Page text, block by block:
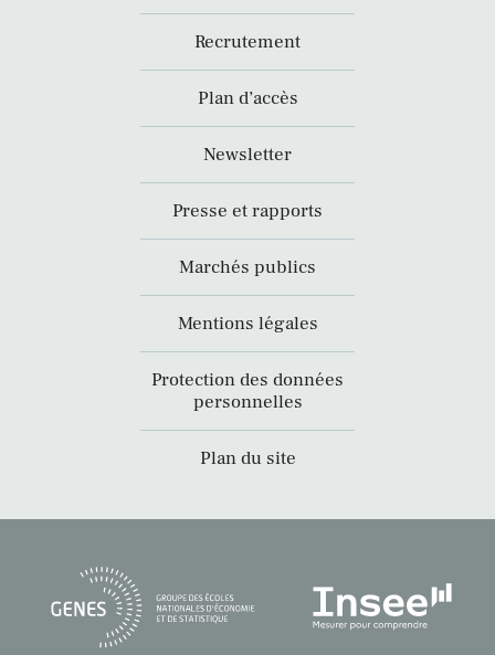
Recrutement
Plan d’accès
Newsletter
Presse et rapports
Marchés publics
Mentions légales
Protection des données
personnelles
Plan du site